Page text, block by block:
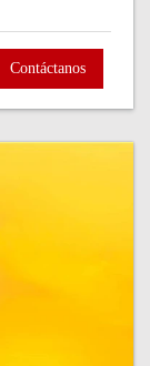
Contáctanos